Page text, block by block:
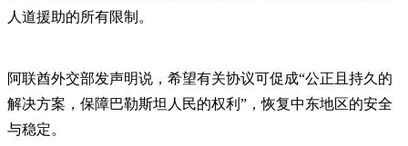
人道援助的所有限制。
阿联酋外交部发声明说，希望有关协议可促成“公正且持久的
解决方案，保障巴勒斯坦人民的权利”，恢复中东地区的安全
与稳定。